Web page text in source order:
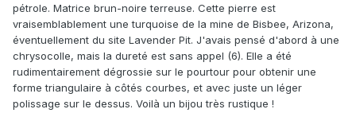
pétrole. Matrice brun-noire terreuse. Cette pierre est
vraisemblablement une turquoise de la mine de Bisbee, Arizona,
éventuellement du site Lavender Pit. J'avais pensé d'abord à une
chrysocolle, mais la dureté est sans appel (6). Elle a été
rudimentairement dégrossie sur le pourtour pour obtenir une
forme triangulaire à côtés courbes, et avec juste un léger
polissage sur le dessus. Voilà un bijou très rustique !